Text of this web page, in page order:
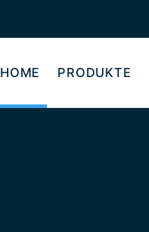
HOME PRODUKTE